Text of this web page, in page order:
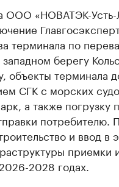
ООО «НОВАТЭК-Усть-
терминала по
берегу
объекты терминала
СГК с морских
а также погрузку
потребителю.
и ввод в
приемки
2028 годах.